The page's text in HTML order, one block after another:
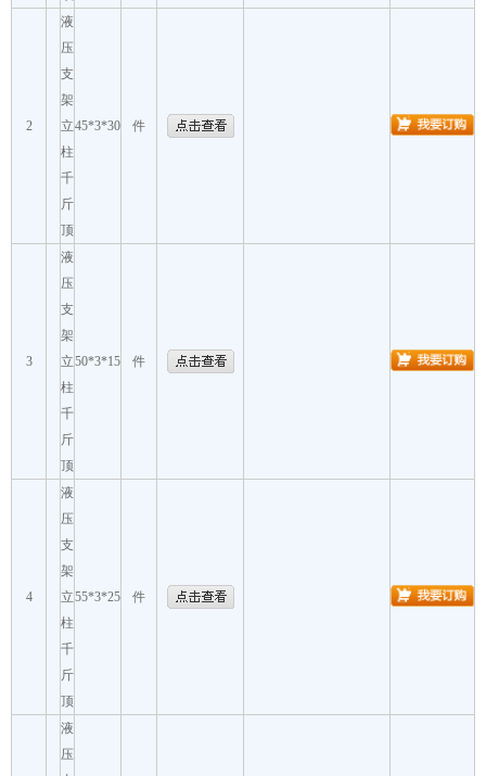
2
液
压
支
架
立
柱
千
斤
顶
45*3*30 件
3
液
压
支
架
立
柱
千
斤
顶
50*3*15 件
4
液
压
支
架
立
柱
千
斤
顶
55*3*25 件
液
压